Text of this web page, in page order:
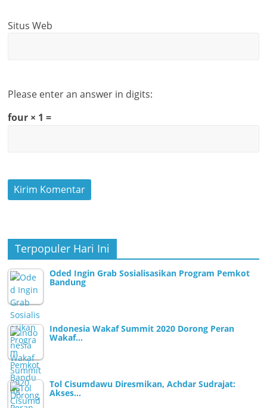
Situs Web
Please enter an answer in digits:
four × 1 =
Terpopuler Hari Ini
Oded Ingin Grab Sosialisasikan Program Pemkot
Bandung
Indonesia Wakaf Summit 2020 Dorong Peran
Wakaf…
Tol Cisumdawu Diresmikan, Achdar Sudrajat:
Akses…